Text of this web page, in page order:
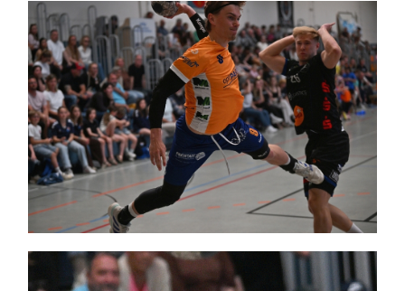
Themen und Termine
Gewinnspiele